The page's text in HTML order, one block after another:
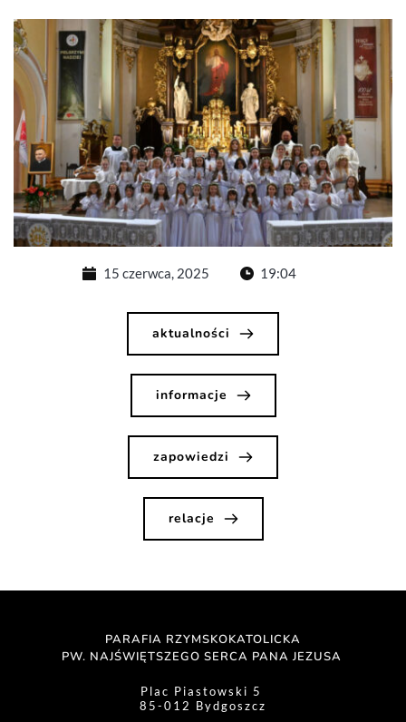
15 czerwca, 2025 19:04
aktualności
informacje
zapowiedzi
relacje
PARAFIA RZYMSKOKATOLICKA
PW. NAJŚWIĘTSZEGO SERCA PANA JEZUSA
Plac Piastowski 5
85-012 Bydgoszcz